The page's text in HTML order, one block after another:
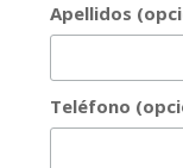
Apellidos
Teléfono